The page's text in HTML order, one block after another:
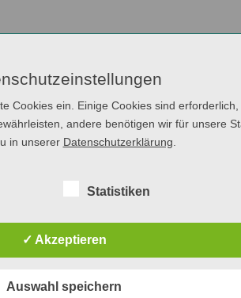
28. Mai 2016 außerdem die
Nach ihrem Studium der
sie ihr Volontariat bei der
arbeitet.
den »anschaulichen, lebendigen und
Bilder seien der Journalistin fremd«,
Cookies ein. Einige Cookies sind
andere benötigen wir für unsere
in unserer Datenschutzerklärung
Statistiken
✓ Akzeptieren
Auswahl speichern